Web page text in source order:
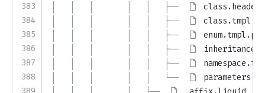
383
384
385
386
387
388
│   │   │       │   │   ├──
│   │   │       │   │   ├──
│   │   │       │   │   ├──
│   │   │       │   │   ├──
│   │   │       │   │   ├──
│   │   │       │   │   └──